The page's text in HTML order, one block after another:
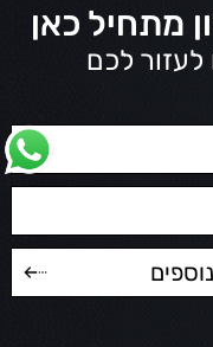
מתחיל כאן
לעזור לכם